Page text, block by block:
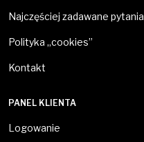
Najczęściej zadawane pytania
Polityka „cookies”
Kontakt
PANEL KLIENTA
Logowanie